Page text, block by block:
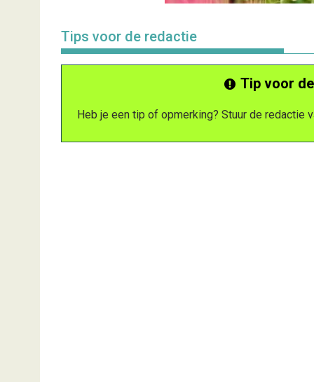
Tips voor de redactie
Tip voor
Heb je een tip of opmerking? Stuur de redactie